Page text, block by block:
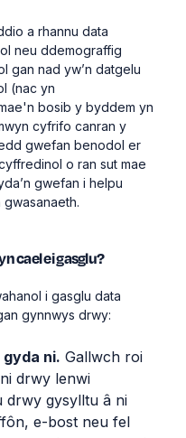
a rhannu data
neu ddemograffig
gan nad yw’n datgelu
(nac yn
bosib y byddem yn
cyfrifo canran y
gwefan benodol er
o ran sut mae
gwefan i helpu
gwasanaeth.
cael ei gasglu?
i gasglu data
gynnwys drwy:
ni. Gallwch roi
drwy lenwi
drwy gysylltu â ni
e-bost neu fel